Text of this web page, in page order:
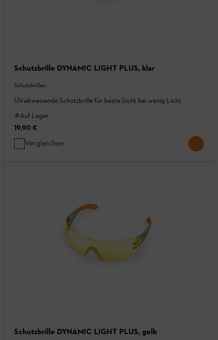
Schutzbrille DYNAMIC LIGHT PLUS, klar
Schutzbrillen
UV-abweisende Schutzbrille für beste Sicht bei wenig Licht
Auf Lager
19,90 €
Vergleichen
Schutzbrille DYNAMIC LIGHT PLUS, gelb